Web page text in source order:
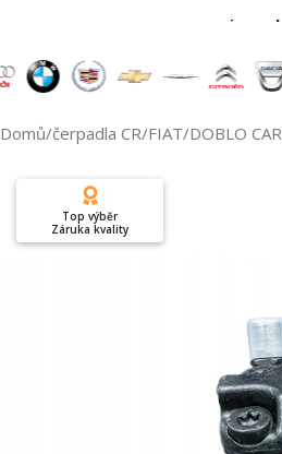
Domů/čerpadla CR/FIAT/DOBLO
Top výběr
Záruka kvality